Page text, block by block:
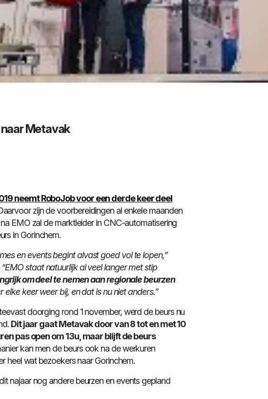
Metavak
neemt RoboJob voor een derde keer deel
zijn de voorbereidingen al enkele maanden
EMO zal de marktleider in CNC-automatisering
in Gorinchem.
en events begint alvast goed vol te lopen,”
“EMO staat natuurlijk al veel langer met stip
om deel te nemen aan regionale beurzen
elke keer weer bij, en dat is nu niet anders.”
doorging rond 1 november, werd de beurs nu
Dit jaar gaat Metavak door van 8 tot en met 10
pas open om 13u, maar blijft de beurs
kan men de beurs ook na de werkuren
heel wat bezoekers naar Gorinchem.
najaar nog andere beurzen en events gepland